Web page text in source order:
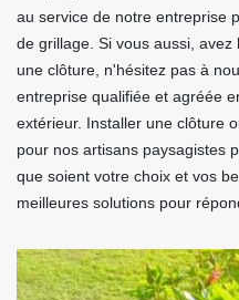
au service de notre entreprise
de grillage. Si vous aussi,
une clôture, n'hésitez pas à
entreprise qualifiée et agréée
extérieur. Installer une clôture
pour nos artisans paysagistes
que soient votre choix et vos
meilleures solutions pour